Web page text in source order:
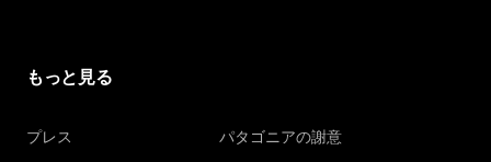
もっと見る
プレス パタゴニアの謝意